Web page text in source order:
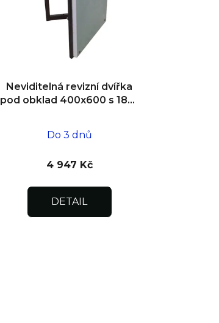
Neviditelná revizní dvířka
pod obklad 400x600 s 180°
Do 3 dnů
4 947 Kč
DETAIL